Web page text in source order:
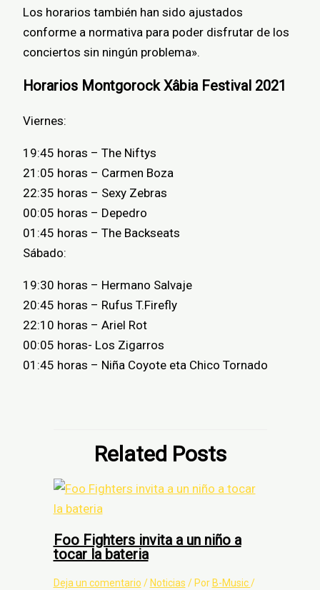
Los horarios también han sido ajustados
conforme a normativa para poder disfrutar de los
conciertos sin ningún problema».
Horarios Montgorock Xâbia Festival 2021
Viernes:
19:45 horas – The Niftys
21:05 horas – Carmen Boza
22:35 horas – Sexy Zebras
00:05 horas – Depedro
01:45 horas – The Backseats
Sábado:
19:30 horas – Hermano Salvaje
20:45 horas – Rufus T.Firefly
22:10 horas – Ariel Rot
00:05 horas- Los Zigarros
01:45 horas – Niña Coyote eta Chico Tornado
Related Posts
Foo Fighters invita a un niño a
tocar la bateria
Deja un comentario / Noticias / Por B-Music/